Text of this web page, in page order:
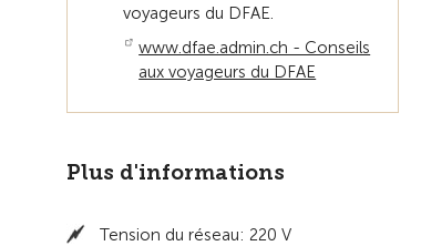
voyageurs du DFAE.
www.dfae.admin.ch - Conseils
aux voyageurs du DFAE
Plus d'informations
Tension du réseau: 220 V